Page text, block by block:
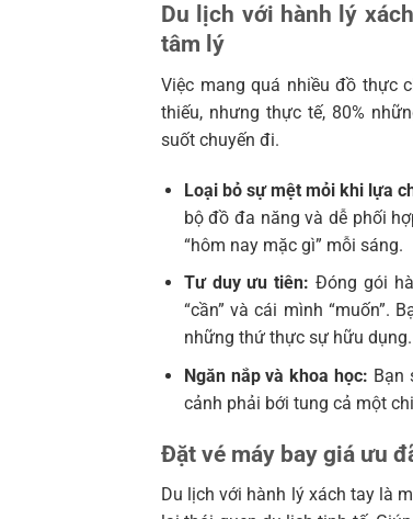
Du lịch với hành lý
tâm lý
Việc mang quá nhiều đồ thực
thiếu, nhưng thực tế, 80%
suốt chuyến đi.
Loại bỏ sự mệt mỏi khi lựa
bộ đồ đa năng và dễ phối
“hôm nay mặc gì” mỗi sáng.
Tư duy ưu tiên: Đóng gói
“cần” và cái mình “muốn”.
những thứ thực sự hữu dụng.
Ngăn nắp và khoa học: Bạn
cảnh phải bới tung cả một
Đặt vé máy bay giá ưu
Du lịch với hành lý xách tay là